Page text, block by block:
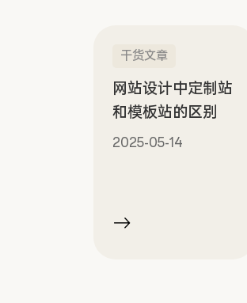
干货文章
网站设计中定制站
和模板站的区别
2025-05-14